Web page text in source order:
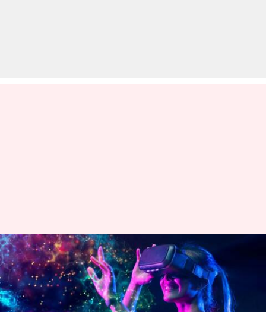
Dunia Virtual Reality:
Bagaimana VR Mengubah
Gaming, Pendidikan, dan
Lainnya.